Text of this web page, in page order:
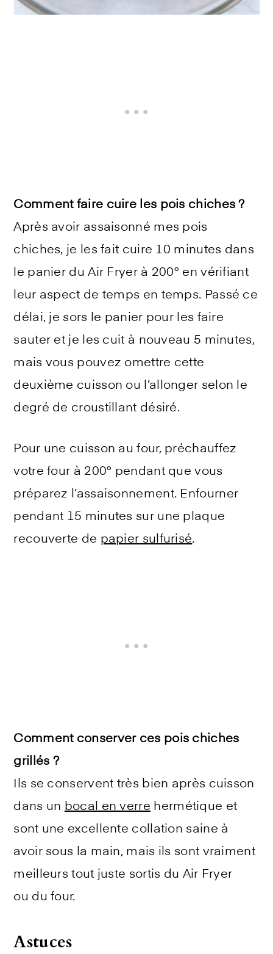
Comment faire cuire les pois chiches ?
Après avoir assaisonné mes pois
chiches, je les fait cuire 10 minutes dans
le panier du Air Fryer à 200° en vérifiant
leur aspect de temps en temps. Passé ce
délai, je sors le panier pour les faire
sauter et je les cuit à nouveau 5 minutes,
mais vous pouvez omettre cette
deuxième cuisson ou l’allonger selon le
degré de croustillant désiré.
Pour une cuisson au four, préchauffez
votre four à 200° pendant que vous
préparez l’assaisonnement. Enfourner
pendant 15 minutes sur une plaque
recouverte de papier sulfurisé.
Comment conserver ces pois chiches
grillés ?
Ils se conservent très bien après cuisson
dans un bocal en verre hermétique et
sont une excellente collation saine à
avoir sous la main, mais ils sont vraiment
meilleurs tout juste sortis du Air Fryer
ou du four.
Astuces